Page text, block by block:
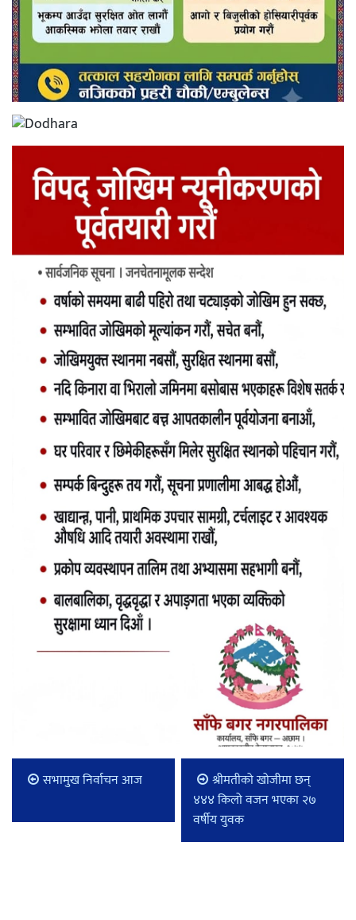
सभामुख निर्वाचन आज
श्रीमतीको खोजीमा छन्
४४४ किलो वजन भएका २७
वर्षीय युवक